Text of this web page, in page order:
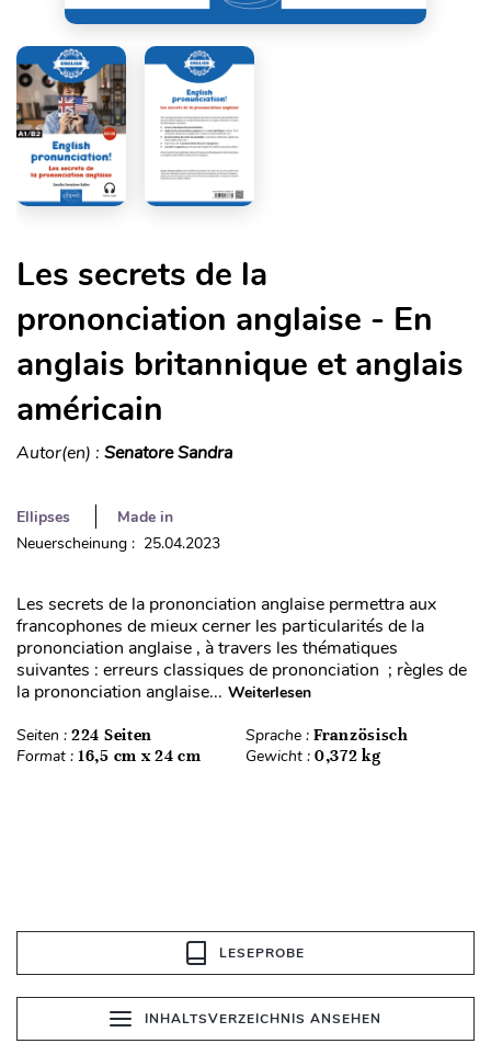
Les secrets de la
prononciation anglaise - En
anglais britannique et anglais
américain
Autor(en) : Senatore Sandra
Ellipses
Made in
Neuerscheinung : 25.04.2023
Les secrets de la prononciation anglaise permettra aux
francophones de mieux cerner les particularités de la
prononciation anglaise , à travers les thématiques
suivantes : erreurs classiques de prononciation ; règles de
la prononciation anglaise... Weiterlesen
Seiten : 224 Seiten Sprache : Französisch
Format : 16,5 cm x 24 cm Gewicht : 0,372 kg
LESEPROBE
INHALTSVERZEICHNIS ANSEHEN